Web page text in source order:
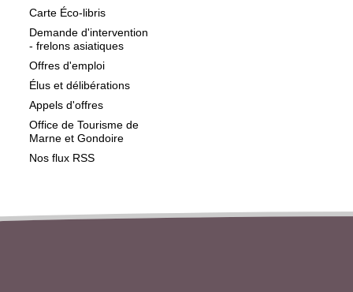
Carte Éco-libris
Demande d'intervention
- frelons asiatiques
Offres d'emploi
Élus et délibérations
Appels d'offres
Office de Tourisme de
Marne et Gondoire
Nos flux RSS